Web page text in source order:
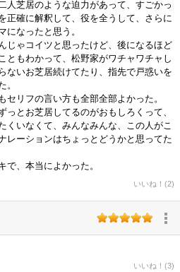
人芝居のような迫力があって、すごかっ
正確に解釈して、役を全うして、さらに
になったと思う。
じゃコイツと思ったけど、後になるほど
ともわかって、松野家がワチャワチャし
ないお芝居続けてたり、指先で戸惑いを
。
セリフの言い方も全部全部よかった。
っとお芝居してるのがおもしろくって、
くいなくて、みんなみんな、この人がこ
レーションはちょっとどうかと思ってた
で、本当によかった。
いいね！(2)
いいね！(3)